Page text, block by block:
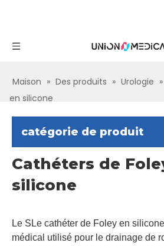
Maison » Des produits » Urologie »
en silicone
catégorie de produit
Cathéters de
silicone
Le S Le cathéter de Foley en
médical utilisé pour le drainage de